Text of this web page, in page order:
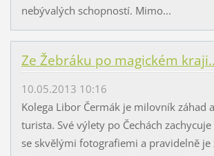
nebývalých schopností. Mimo...
Ze Žebráku po magickém
10.05.2013 10:16
Kolega Libor Čermák je milovník záhad
turista. Své výlety po Čechách
se skvělými fotografiemi a pravidelně je